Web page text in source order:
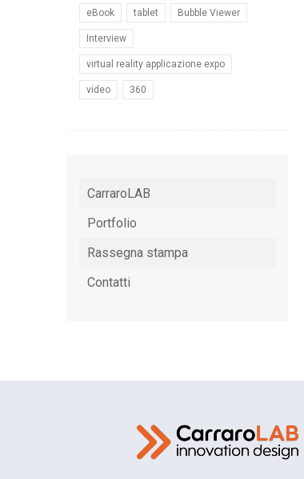
eBook tablet Bubble Viewer
Interview
virtual reality applicazione expo
video 360
CarraroLAB
Portfolio
Rassegna stampa
Contatti